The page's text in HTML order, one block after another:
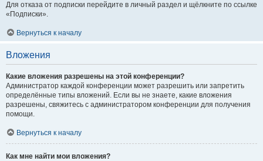
Для отказа от подписки перейдите в личный раздел и щёлкните по ссылке
«Подписки».
Вернуться к началу
Вложения
Какие вложения разрешены на этой конференции?
Администратор каждой конференции может разрешить или запретить
определённые типы вложений. Если вы не знаете, какие вложения
разрешены, свяжитесь с администратором конференции для получения
помощи.
Вернуться к началу
Как мне найти мои вложения?